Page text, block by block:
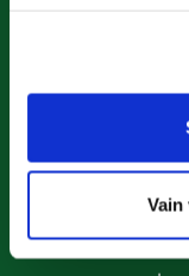
Vain